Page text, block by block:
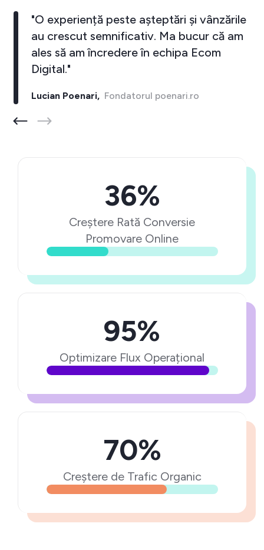
"O experiență peste așteptări și vânzările
au crescut semnificativ. Ma bucur că am
ales să am încredere în echipa Ecom
Digital."
Lucian Poenari,Fondatorul poenari.ro
36%
Creștere Rată Conversie
Promovare Online
95%
Optimizare Flux Operațional
70%
Creștere de Trafic Organic